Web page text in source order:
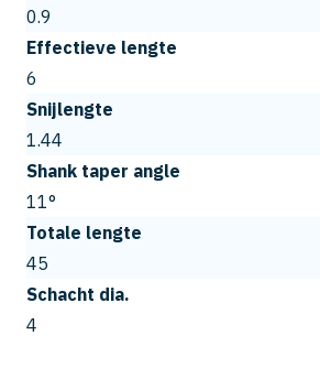
0.9
Effectieve lengte
6
Snijlengte
1.44
Shank taper angle
11°
Totale lengte
45
Schacht dia.
4